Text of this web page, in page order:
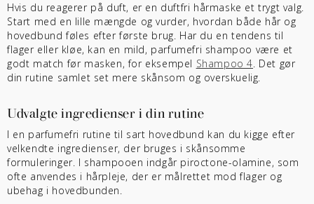
Hvis du reagerer på duft, er en duftfri hårmaske et trygt valg.
Start med en lille mængde og vurder, hvordan både hår og
hovedbund føles efter første brug. Har du en tendens til
flager eller kløe, kan en mild, parfumefri shampoo være et
godt match før masken, for eksempel Shampoo 4. Det gør
din rutine samlet set mere skånsom og overskuelig.
Udvalgte ingredienser i din rutine
I en parfumefri rutine til sart hovedbund kan du kigge efter
velkendte ingredienser, der bruges i skånsomme
formuleringer. I shampooen indgår piroctone-olamine, som
ofte anvendes i hårpleje, der er målrettet mod flager og
ubehag i hovedbunden.